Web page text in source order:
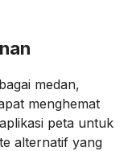
medan,
menghemat
peta untuk
alternatif yang